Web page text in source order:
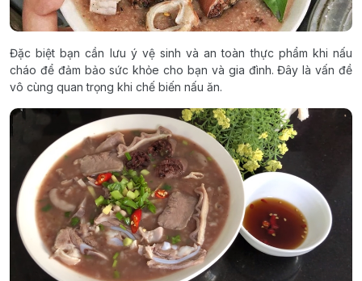
Đặc biệt bạn cần lưu ý vệ sinh và an toàn thực phẩm khi nấu
cháo để đảm bảo sức khỏe cho bạn và gia đình. Đây là vấn đề
vô cùng quan trọng khi chế biến nấu ăn.